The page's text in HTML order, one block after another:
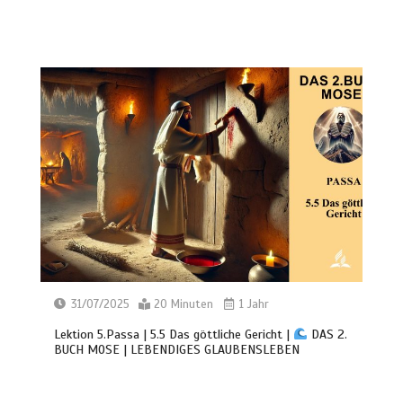
31/07/2025 20 Minuten 1 Jahr
Lektion 5.Passa | 5.5 Das göttliche Gericht |
DAS 2.
BUCH MOSE | LEBENDIGES GLAUBENSLEBEN